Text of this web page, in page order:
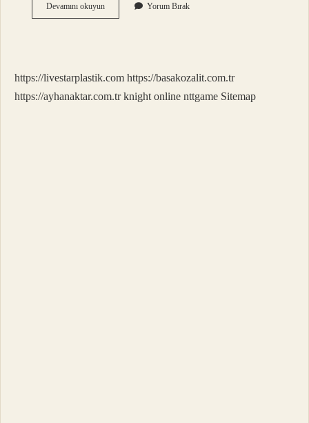
Devamını okuyunSoyut
Mekan
Yorum Bırak
https://livestarplastik.com https://basakozalit.com.tr
https://ayhanaktar.com.tr knight online nttgame Sitemap